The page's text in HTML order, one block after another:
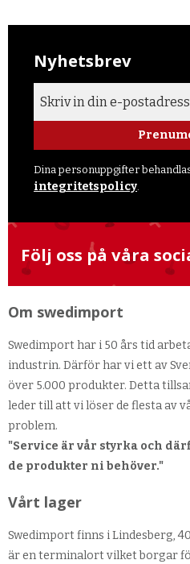
Nyhetsbrev
Dina personuppgifter
integritetspolicy.
Följ oss på våra
Om swedimport
Swedimport har i 50 års tid
industrin. Därför har vi ett av
över 5.000 produkter. Detta
leder till att vi löser de flesta av
problem.
"Service är vår styrka och
de produkter ni behöver."
Vårt lager
Swedimport finns i Lindesberg,
är en terminalort vilket borgar